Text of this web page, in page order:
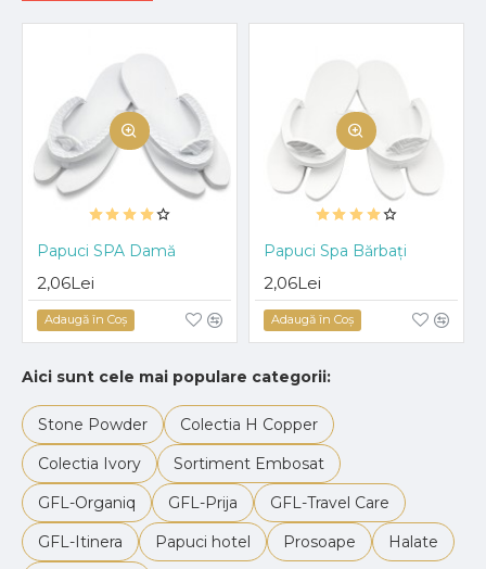
Papuci SPA Damă
2,06Lei
Adaugă în Coş
Papuci Spa Bărbați
2,06Lei
Adaugă în Coş
Aici sunt cele mai populare categorii:
Stone Powder
Colectia H Copper
Colectia Ivory
Sortiment Embosat
GFL-Organiq
GFL-Prija
GFL-Travel Care
GFL-Itinera
Papuci hotel Prosoape
Halate